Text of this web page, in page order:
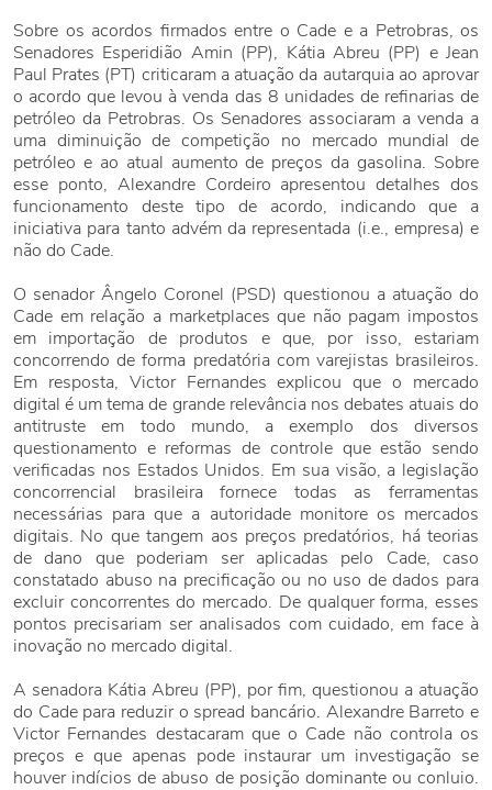
Sobre os acordos firmados entre o Cade e a Petrobras, os
Senadores Esperidião Amin (PP), Kátia Abreu (PP) e Jean
Paul Prates (PT) criticaram a atuação da autarquia ao aprovar
o acordo que levou à venda das 8 unidades de refinarias de
petróleo da Petrobras. Os Senadores associaram a venda a
uma diminuição de competição no mercado mundial de
petróleo e ao atual aumento de preços da gasolina. Sobre
esse ponto, Alexandre Cordeiro apresentou detalhes dos
funcionamento deste tipo de acordo, indicando que a
iniciativa para tanto advém da representada (i.e., empresa) e
não do Cade.
O senador Ângelo Coronel (PSD) questionou a atuação do
Cade em relação a marketplaces que não pagam impostos
em importação de produtos e que, por isso, estariam
concorrendo de forma predatória com varejistas brasileiros.
Em resposta, Victor Fernandes explicou que o mercado
digital é um tema de grande relevância nos debates atuais do
antitruste em todo mundo, a exemplo dos diversos
questionamento e reformas de controle que estão sendo
verificadas nos Estados Unidos. Em sua visão, a legislação
concorrencial brasileira fornece todas as ferramentas
necessárias para que a autoridade monitore os mercados
digitais. No que tangem aos preços predatórios, há teorias
de dano que poderiam ser aplicadas pelo Cade, caso
constatado abuso na precificação ou no uso de dados para
excluir concorrentes do mercado. De qualquer forma, esses
pontos precisariam ser analisados com cuidado, em face à
inovação no mercado digital.
A senadora Kátia Abreu (PP), por fim, questionou a atuação
do Cade para reduzir o spread bancário. Alexandre Barreto e
Victor Fernandes destacaram que o Cade não controla os
preços e que apenas pode instaurar um investigação se
houver indícios de abuso de posição dominante ou conluio.